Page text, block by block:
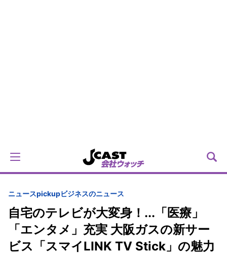
ニュースpickupビジネスのニュース
自宅のテレビが大変身！...「医療」
「エンタメ」充実 大阪ガスの新サー
ビス「スマイLINK TV Stick」の魅力